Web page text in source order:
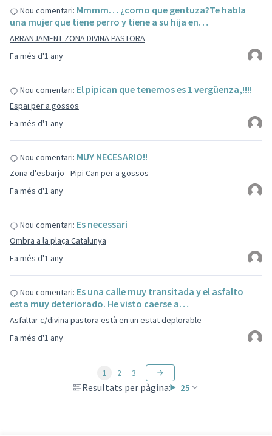
Fa més d'1 any
Nou comentari: Mmmm… ¿como que gentuza?Te habla
una mujer que tiene perro y tiene a su hija en…
ARRANJAMENT ZONA DIVINA PASTORA
Fa més d'1 any
Nou comentari: El pipican que tenemos es 1 vergüenza,!!!!
Espai per a gossos
Fa més d'1 any
Nou comentari: MUY NECESARIO!!
Zona d'esbarjo - Pipi Can per a gossos
Fa més d'1 any
Nou comentari: Es necessari
Ombra a la plaça Catalunya
Fa més d'1 any
Nou comentari: Es una calle muy transitada y el asfalto
esta muy deteriorado. He visto caerse a…
Asfaltar c/divina pastora està en un estat deplorable
Resultats per pàgina: 25
1 2 3